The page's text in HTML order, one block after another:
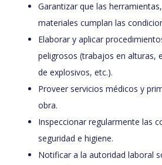
Garantizar que las
materiales cumplan las
Elaborar y aplicar
peligrosos (trabajos en alturas,
de explosivos, etc.).
Proveer servicios médicos y
obra.
Inspeccionar regularmente las
seguridad e higiene.
Notificar a la autoridad laboral